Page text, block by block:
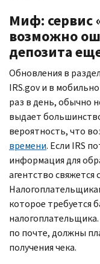
Миф: сервис
возможно
депозита
Обновления в
IRS.govи в
раз в день, обычно
выдает
вероятность, что
времени. Если IRS
информация для
агентство
которое требуется
по почте, должны
получения чека.